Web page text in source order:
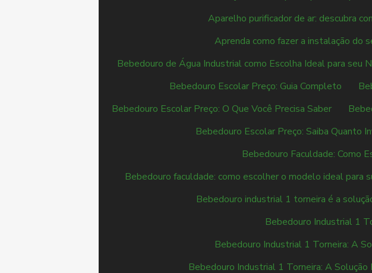
Aparelho purificador de ar: descubra
Aprenda como fazer a instalação do
Bebedouro de Água Industrial como Escolha Ideal para seu
Bebedouro Escolar Preço: Guia Completo
Bebedouro Escolar Preço: O Que Você Precisa Saber
Bebedouro Escolar Preço: Saiba Quanto
Bebedouro Faculdade: Como
Bebedouro faculdade: como escolher o modelo ideal para
Bebedouro industrial 1 torneira é a
Bebedouro Industrial 1
Bebedouro Industrial 1 Torneira: A
Bebedouro Industrial 1 Torneira: A